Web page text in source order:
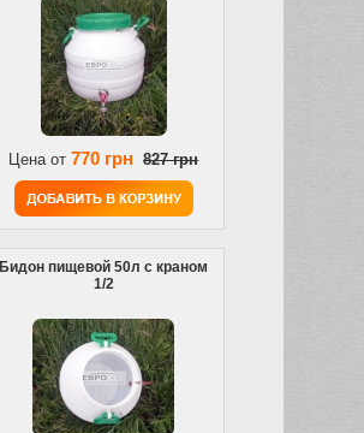
Цена от770 грн 827 грн
Бидон пищевой 50л с краном
1/2